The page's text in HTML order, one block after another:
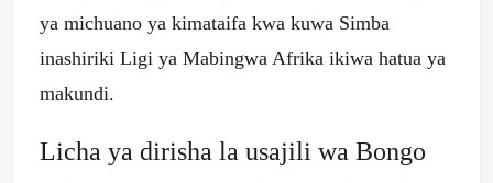
ya michuano ya kimataifa kwa kuwa Simba
inashiriki Ligi ya Mabingwa Afrika ikiwa hatua ya
makundi.
Licha ya dirisha la usajili wa Bongo